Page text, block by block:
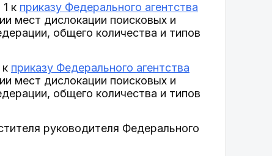
к приказу Федерального агентства
мест дислокации поисковых и
общего количества и типов
приказу Федерального агентства
мест дислокации поисковых и
общего количества и типов
руководителя Федерального